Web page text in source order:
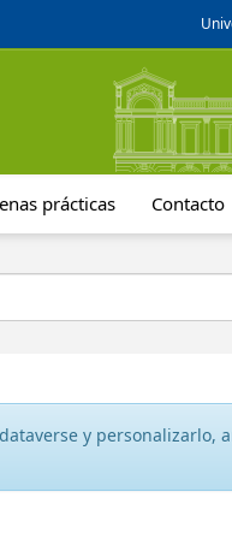
prácticas Contacto
y personalizarlo,